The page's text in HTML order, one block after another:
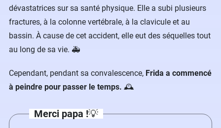
dévastatrices sur sa santé physique. Elle a subi plusieurs
fractures, à la colonne vertébrale, à la clavicule et au
bassin. À cause de cet accident, elle eut des séquelles tout
au long de sa vie. 🚑
Cependant, pendant sa convalescence, Frida a commencé
à peindre pour passer le temps. 🕰️
Merci papa !💡